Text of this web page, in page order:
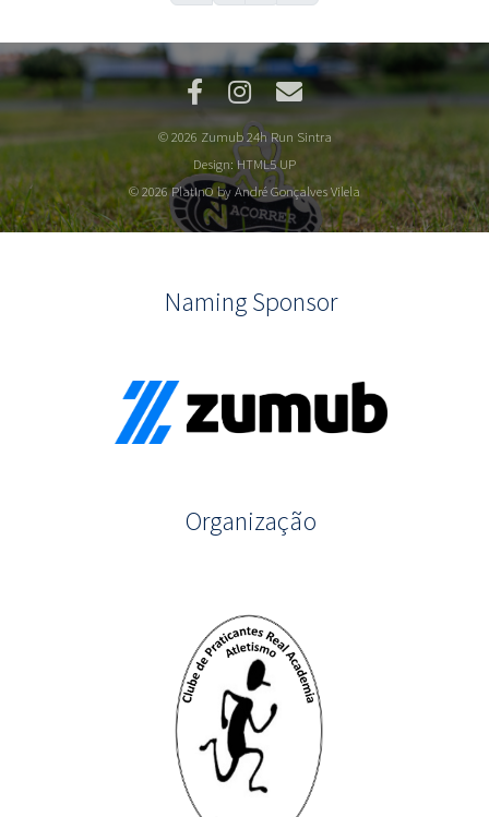
© 2026 Zumub 24h Run Sintra
Design:HTML5 UP
© 2026 PlatInO by André Gonçalves Vilela
Naming Sponsor
Organização